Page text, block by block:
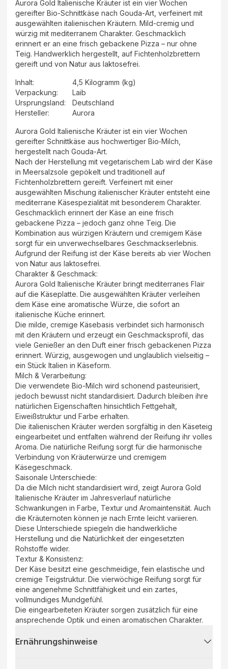
Aurora Gold Italienische Kräuter ist ein vier Wochen
gereifter Bio-Schnittkäse nach Gouda-Art, verfeinert mit
ausgewählten italienischen Kräutern. Mild-cremig und
würzig mit mediterranem Charakter. Geschmacklich
erinnert er an eine frisch gebackene Pizza – nur ohne
Teig. Handwerklich hergestellt, auf Fichtenholzbrettern
gereift und von Natur aus laktosefrei.
Inhalt:
4,5 Kilogramm (kg)
Verpackung:
Laib
Ursprungsland:
Deutschland
Hersteller: Aurora
Aurora Gold Italienische Kräuter ist ein vier Wochen
gereifter Schnittkäse aus hochwertiger Bio‑Milch,
hergestellt nach Gouda-Art.
Nach der Herstellung mit vegetarischem Lab wird der Käse
in Meersalzsole gepökelt und traditionell auf
Fichtenholzbrettern gereift. Verfeinert mit einer
ausgewählten Mischung italienischer Kräuter entsteht eine
mediterrane Käsespezialität mit besonderem Charakter.
Geschmacklich erinnert der Käse an eine frisch
gebackene Pizza – jedoch ganz ohne Teig. Die
Kombination aus würzigen Kräutern und cremigem Käse
sorgt für ein unverwechselbares Geschmackserlebnis.
Aufgrund der Reifung ist der Käse bereits ab vier Wochen
von Natur aus laktosefrei.
Charakter & Geschmack:
Aurora Gold Italienische Kräuter bringt mediterranes Flair
auf die Käseplatte. Die ausgewählten Kräuter verleihen
dem Käse eine aromatische Würze, die sofort an
italienische Küche erinnert.
Die milde, cremige Käsebasis verbindet sich harmonisch
mit den Kräutern und erzeugt ein Geschmacksprofil, das
viele Genießer an den Duft einer frisch gebackenen Pizza
erinnert. Würzig, ausgewogen und unglaublich vielseitig –
ein Stück Italien in Käseform.
Milch & Verarbeitung:
Die verwendete Bio-Milch wird schonend pasteurisiert,
jedoch bewusst nicht standardisiert. Dadurch bleiben ihre
natürlichen Eigenschaften hinsichtlich Fettgehalt,
Eiweißstruktur und Farbe erhalten.
Die italienischen Kräuter werden sorgfältig in den Käseteig
eingearbeitet und entfalten während der Reifung ihr volles
Aroma. Die natürliche Reifung sorgt für die harmonische
Verbindung von Kräuterwürze und cremigem
Käsegeschmack.
Saisonale Unterschiede:
Da die Milch nicht standardisiert wird, zeigt Aurora Gold
Italienische Kräuter im Jahresverlauf natürliche
Schwankungen in Farbe, Textur und Aromaintensität. Auch
die Kräuternoten können je nach Ernte leicht variieren.
Diese Unterschiede spiegeln die handwerkliche
Herstellung und die Natürlichkeit der eingesetzten
Rohstoffe wider.
Textur & Konsistenz:
Der Käse besitzt eine geschmeidige, fein elastische und
cremige Teigstruktur. Die vierwöchige Reifung sorgt für
eine angenehme Schnittfähigkeit und ein zartes,
vollmundiges Mundgefühl.
Die eingearbeiteten Kräuter sorgen zusätzlich für eine
ansprechende Optik und einen aromatischen Charakter.
Ernährungshinweise